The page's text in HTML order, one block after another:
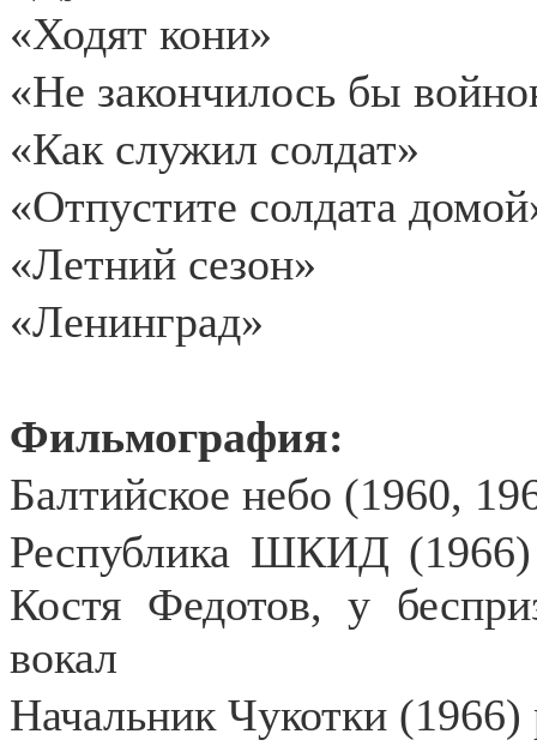
«Ходят кони»
«Не закончилось бы
«Как служил солдат»
«Отпустите солдата
«Летний сезон»
«Ленинград»
Фильмография:
Балтийское небо (1960,
Республика ШКИД
Костя Федотов, у
вокал
Начальник Чукотки